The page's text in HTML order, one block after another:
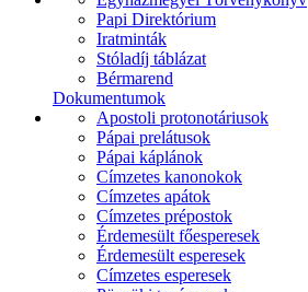
Papi Direktórium
Iratminták
Stóladíj táblázat
Bérmarend
Dokumentumok
Apostoli protonotáriusok
Pápai prelátusok
Pápai káplánok
Címzetes kanonokok
Címzetes apátok
Címzetes prépostok
Érdemesült főesperesek
Érdemesült esperesek
Címzetes esperesek